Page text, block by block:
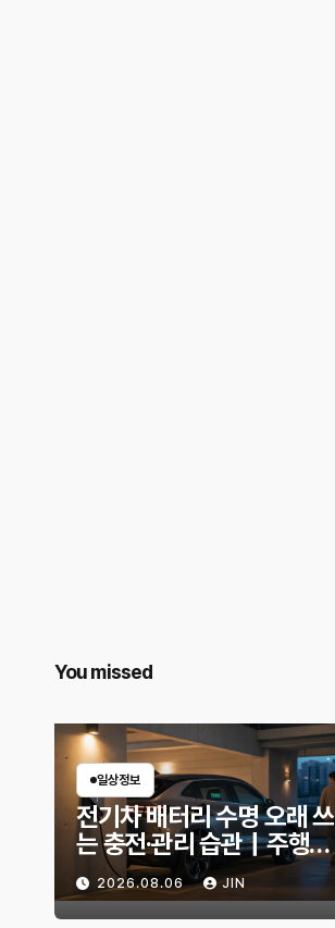
You missed
일상정보
전기차 배터리 수명 오래 쓰
는 충전·관리 습관｜주행거
리 불안 줄이는 현실적인 방
법2026.08.06 JIN